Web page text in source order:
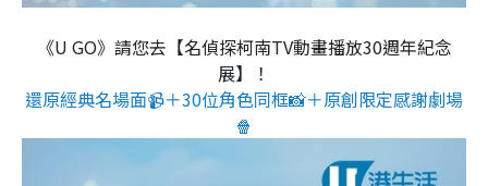
《U GO》請您去【名偵探柯南TV動畫播放30週年紀念
展】！
還原經典名場面📹＋30位角色同框📸＋原創限定感謝劇場
🍿